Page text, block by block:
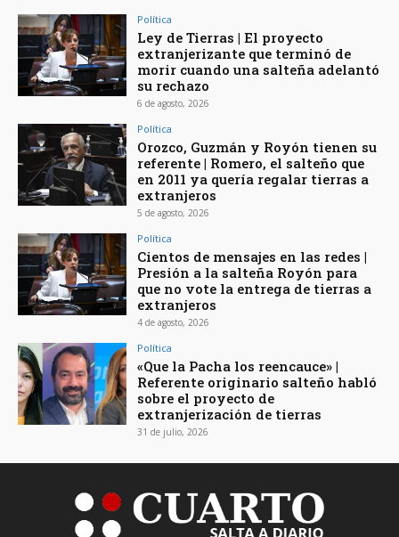
Política
Ley de Tierras | El proyecto
extranjerizante que terminó de
morir cuando una salteña adelantó
su rechazo
6 de agosto, 2026
Política
Orozco, Guzmán y Royón tienen su
referente | Romero, el salteño que
en 2011 ya quería regalar tierras a
extranjeros
5 de agosto, 2026
Política
Cientos de mensajes en las redes |
Presión a la salteña Royón para
que no vote la entrega de tierras a
extranjeros
4 de agosto, 2026
Política
«Que la Pacha los reencauce» |
Referente originario salteño habló
sobre el proyecto de
extranjerización de tierras
31 de julio, 2026